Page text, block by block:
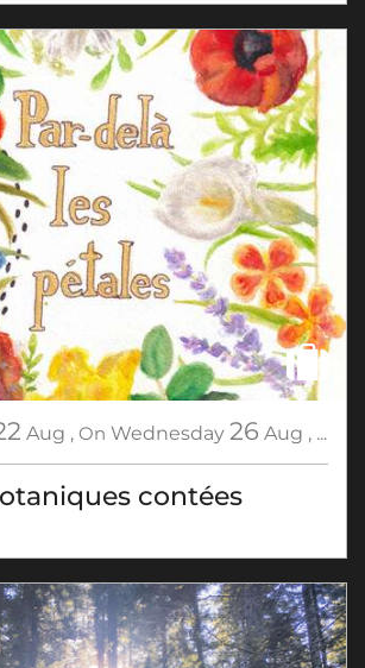
Aug , On Wednesday 26 Aug , ...
contées